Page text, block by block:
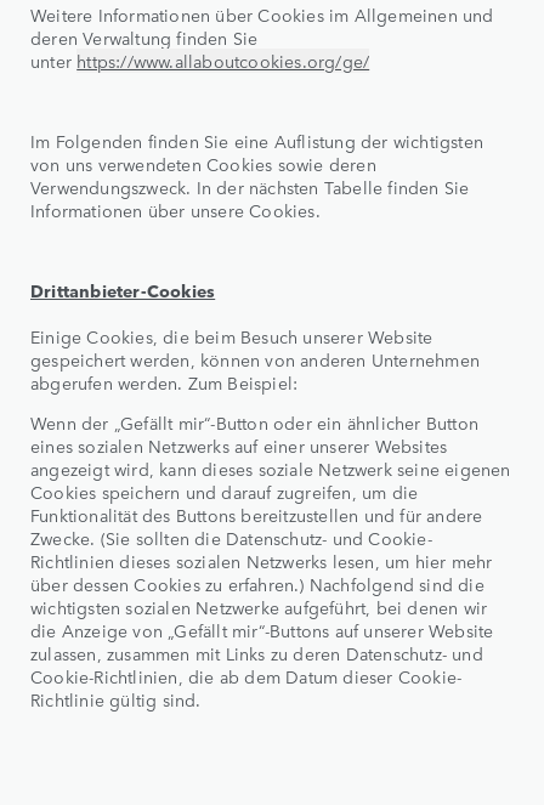
Weitere Informationen über Cookies im Allgemeinen und
deren Verwaltung finden Sie
unter https://www.allaboutcookies.org/ge/
Im Folgenden finden Sie eine Auflistung der wichtigsten
von uns verwendeten Cookies sowie deren
Verwendungszweck. In der nächsten Tabelle finden Sie
Informationen über unsere Cookies.
Drittanbieter-Cookies
Einige Cookies, die beim Besuch unserer Website
gespeichert werden, können von anderen Unternehmen
abgerufen werden. Zum Beispiel:
Wenn der „Gefällt mir“-Button oder ein ähnlicher Button
eines sozialen Netzwerks auf einer unserer Websites
angezeigt wird, kann dieses soziale Netzwerk seine eigenen
Cookies speichern und darauf zugreifen, um die
Funktionalität des Buttons bereitzustellen und für andere
Zwecke. (Sie sollten die Datenschutz- und Cookie-
Richtlinien dieses sozialen Netzwerks lesen, um hier mehr
über dessen Cookies zu erfahren.) Nachfolgend sind die
wichtigsten sozialen Netzwerke aufgeführt, bei denen wir
die Anzeige von „Gefällt mir“-Buttons auf unserer Website
zulassen, zusammen mit Links zu deren Datenschutz- und
Cookie-Richtlinien, die ab dem Datum dieser Cookie-
Richtlinie gültig sind.